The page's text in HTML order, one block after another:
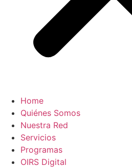
Home
Quiénes Somos
Nuestra Red
Servicios
Programas
OIRS Digital